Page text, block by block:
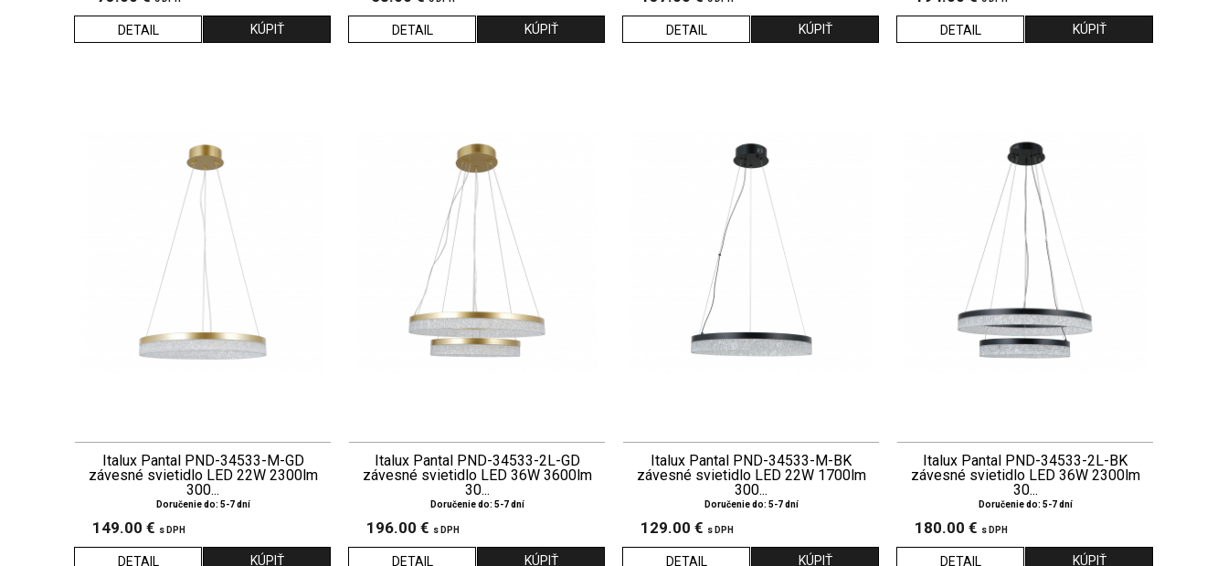
DETAIL DETAIL DETAIL DETAIL
Italux Pantal PND-34533-M-GD
závesné svietidlo LED 22W 2300lm
300...
Doručenie do: 5-7 dní
149.00 € s DPH
DETAIL
Italux Pantal PND-34533-2L-GD
závesné svietidlo LED 36W 3600lm
30...
Doručenie do: 5-7 dní
196.00 € s DPH
DETAIL
Italux Pantal PND-34533-M-BK
závesné svietidlo LED 22W 1700lm
300...
Doručenie do: 5-7 dní
129.00 € s DPH
DETAIL
Italux Pantal PND-34533-2L-BK
závesné svietidlo LED 36W 2300lm
30...
Doručenie do: 5-7 dní
180.00 € s DPH
DETAIL